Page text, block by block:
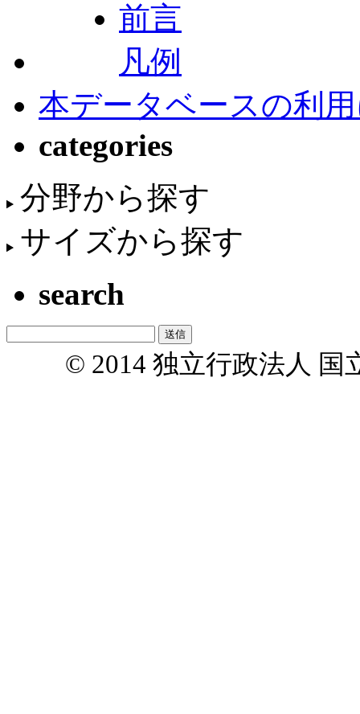
前言
凡例
本データベースの利
categories
分野から探す
サイズから探す
search
© 2014 独立行政法人 国